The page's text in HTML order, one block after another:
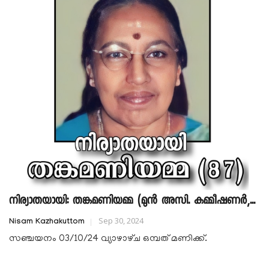
നിര്യാതയായി: തങ്കമണിയമ്മ (മുൻ അസി. കമ്മീഷണർ,...
Nisam Kazhakuttom
Sep 30, 2024
സഞ്ചയനം 03/10/24 വ്യാഴാഴ്‌ച ഒമ്പത് മണിക്ക്.